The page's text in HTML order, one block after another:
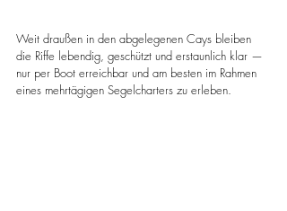
Weit draußen in den abgelegenen Cays bleiben
die Riffe lebendig, geschützt und erstaunlich klar —
nur per Boot erreichbar und am besten im Rahmen
eines mehrtägigen Segelcharters zu erleben.